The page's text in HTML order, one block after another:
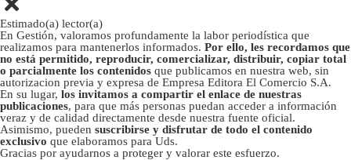
Estimado(a) lector(a)
En Gestión, valoramos profundamente la labor periodística que
realizamos para mantenerlos informados. Por ello, les recordamos que
no está permitido, reproducir, comercializar, distribuir, copiar total
o parcialmente los contenidos que publicamos en nuestra web, sin
autorizacion previa y expresa de Empresa Editora El Comercio S.A.
En su lugar, los invitamos a compartir el enlace de nuestras
publicaciones, para que más personas puedan acceder a información
veraz y de calidad directamente desde nuestra fuente oficial.
Asimismo, pueden suscribirse y disfrutar de todo el contenido
exclusivo que elaboramos para Uds.
Gracias por ayudarnos a proteger y valorar este esfuerzo.